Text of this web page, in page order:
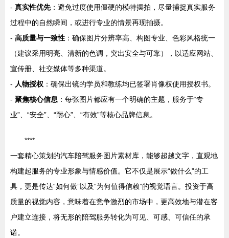
- 真实性优先：避免过度使用僵硬的模特摆拍，尽量捕捉真实服务
过程中的自然瞬间，或进行专业的情景再现拍摄。
- 高质量与一致性 ：确保图片分辨率高、构图专业、色彩风格统一
（建议采用明亮、清新的色调，突出安全与可靠），以适应网站、
宣传册、社交媒体等多种渠道。
- 人物授权 ：确保出镜的学员和教练均已签署肖像权使用授权书。
- 聚焦核心信息 ：每张图片都应有一个明确的主题，服务于“专
业”、“安全”、“耐心”、“有效”等核心品牌信息。
****
一套精心策划的汽车陪驾服务图片素材库，能够超越文字，直观地
构建起服务的专业形象与情感价值。它不仅是展示“做什么”的工
具，更是传达“如何做”以及“为何值得信赖”的视觉语言。投资于高
质量的视觉内容，意味着在竞争激烈的市场中，更高效地与潜在客
户建立连接，将无形的陪驾服务转化为可见、可感、可信任的承
诺。